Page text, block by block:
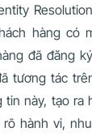
hàng có
đã đăng
tương tác
này, tạo ra
hành vi,